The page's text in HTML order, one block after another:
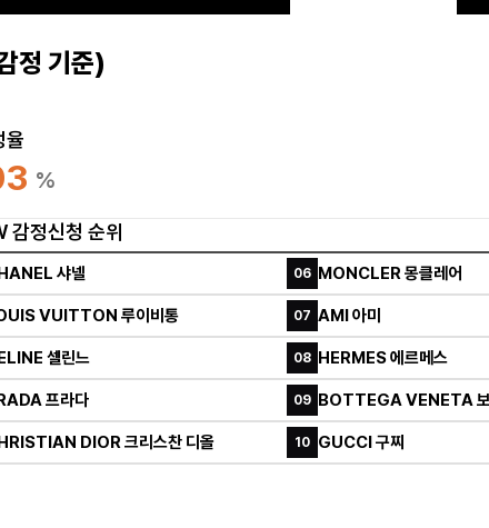
정 기준)
율
%
감정신청 순위
샤넬
VUITTON 루이비통
셀린느
프라다
DIOR 크리스찬 디올
06 MONCLER 몽클레어
07 AMI 아미
08 HERMES 에르메스
09 BOTTEGA VENETA 보
10 GUCCI 구찌